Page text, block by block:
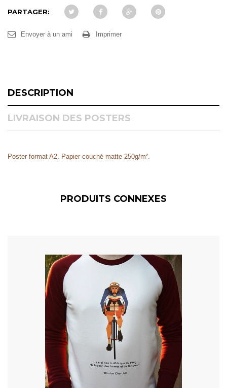
PARTAGER:
Envoyer à un ami Imprimer
DESCRIPTION
LIVRAISON DES POSTERS
Poster format A2. Papier couché matte 250g/m².
PRODUITS CONNEXES